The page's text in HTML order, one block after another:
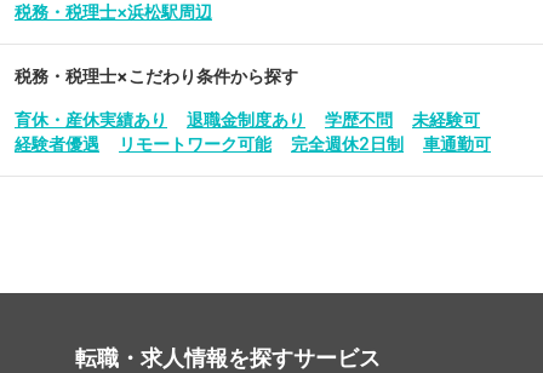
税務・税理士×浜松駅周辺
税務・税理士×こだわり条件から探す
育休・産休実績あり 退職金制度あり 学歴不問
未経験可
経験者優遇
リモートワーク可能 完全週休2日制 車通勤可
転職・求人情報を探すサービス